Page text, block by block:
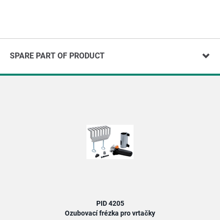
SPARE PART OF PRODUCT
PID 4205
Ozubovací frézka pro vrtačky